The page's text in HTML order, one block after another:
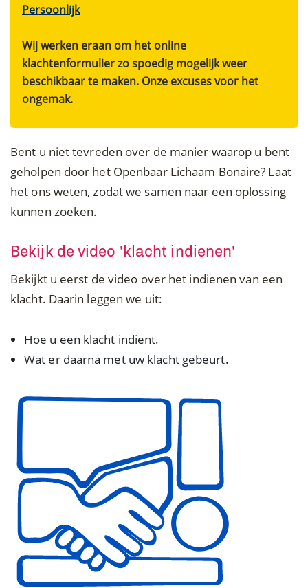
Persoonlijk
Wij werken eraan om het online
klachtenformulier zo spoedig mogelijk weer
beschikbaar te maken. Onze excuses voor het
ongemak.
Bent u niet tevreden over de manier waarop u bent
geholpen door het Openbaar Lichaam Bonaire? Laat
het ons weten, zodat we samen naar een oplossing
kunnen zoeken.
Bekijk de video 'klacht indienen'
Bekijkt u eerst de video over het indienen van een
klacht. Daarin leggen we uit:
Hoe u een klacht indient.
Wat er daarna met uw klacht gebeurt.